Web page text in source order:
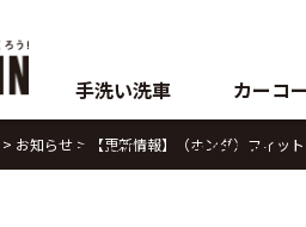
手洗い洗車 カーコ
ブログ 会社案内
> お知らせ > 【更新情報】（ホンダ）フィッ